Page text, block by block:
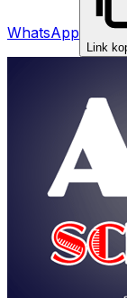
WhatsApp
Link